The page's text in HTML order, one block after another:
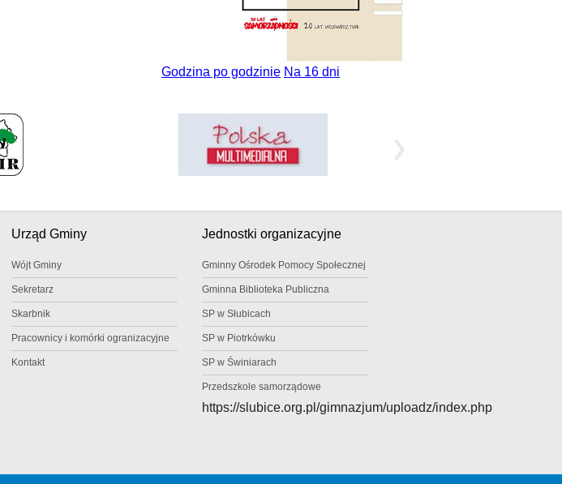
Godzina po godzinie Na 16 dni
Urząd Gminy
Wójt Gminy
Sekretarz
Skarbnik
Pracownicy i komórki ogranizacyjne
Kontakt
Jednostki organizacyjne
Gminny Ośrodek Pomocy Społecznej
Gminna Biblioteka Publiczna
SP w Słubicach
SP w Piotrkówku
SP w Świniarach
Przedszkole samorządowe
https://slubice.org.pl/gimnazjum/uploadz/index.php